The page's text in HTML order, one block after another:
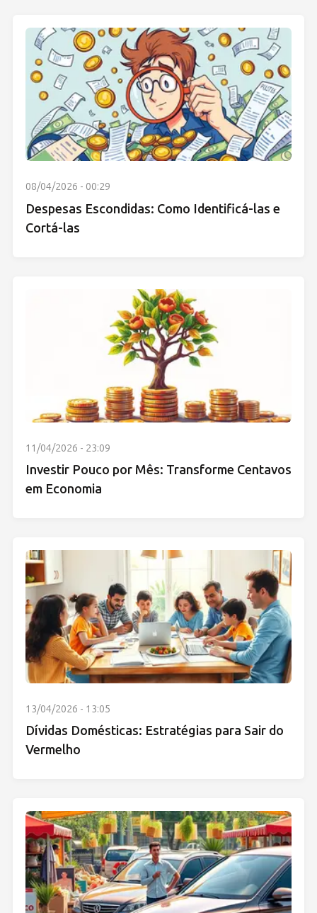
08/04/2026 - 00:29
Despesas Escondidas: Como Identificá-las e
Cortá-las
11/04/2026 - 23:09
Investir Pouco por Mês: Transforme Centavos
em Economia
13/04/2026 - 13:05
Dívidas Domésticas: Estratégias para Sair do
Vermelho